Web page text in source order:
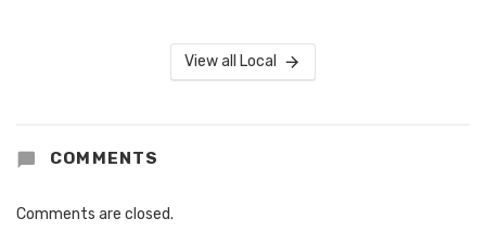
View all Local
COMMENTS
Comments are closed.